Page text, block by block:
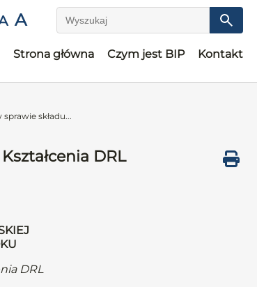
A Wyszukaj
Strona główna Czym jest BIP Kontakt
składu...
DRL
DRL